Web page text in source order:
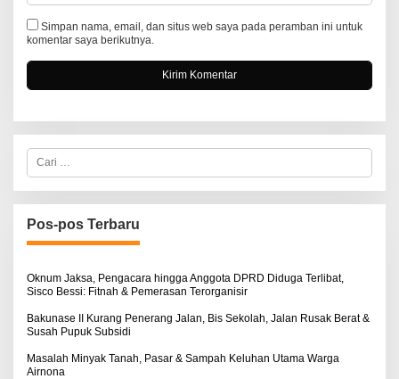
Simpan nama, email, dan situs web saya pada peramban ini untuk
komentar saya berikutnya.
C
r
i
u
n
u
:
Pos-pos Terbaru
Oknum Jaksa, Pengacara hingga Anggota DPRD Diduga Terlibat,
Sisco Bessi: Fitnah & Pemerasan Terorganisir
Bakunase II Kurang Penerang Jalan, Bis Sekolah, Jalan Rusak Berat &
Susah Pupuk Subsidi
Masalah Minyak Tanah, Pasar & Sampah Keluhan Utama Warga
Airnona